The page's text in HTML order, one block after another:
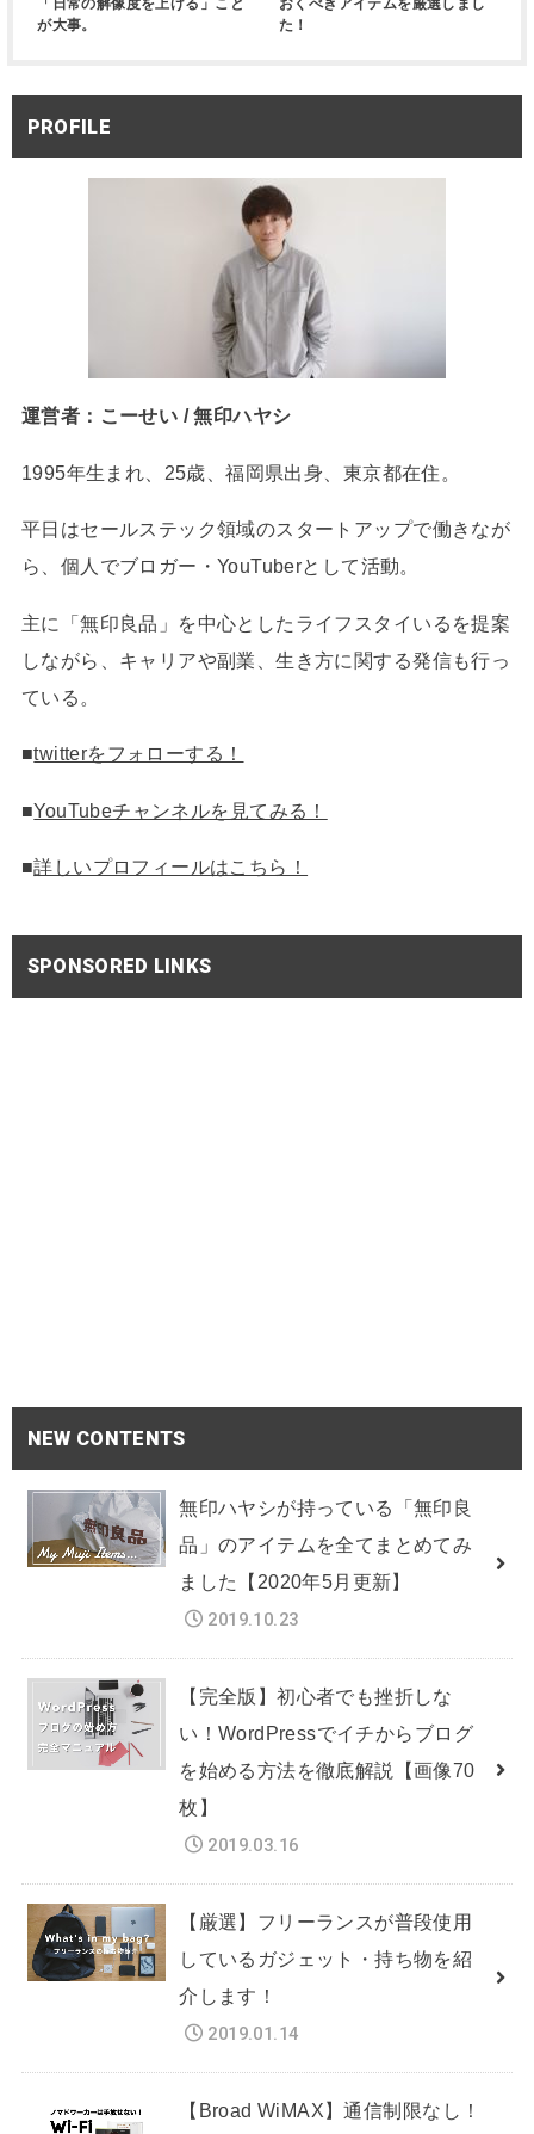
が大事。
た！
PROFILE
運営者：こーせい / 無印ハヤシ
1995年生まれ、25歳、福岡県出身、東京都在住。
平日はセールステック領域のスタートアップで働きなが
ら、個人でブロガー・YouTuberとして活動。
主に「無印良品」を中心としたライフスタイいるを提案
しながら、キャリアや副業、生き方に関する発信も行っ
ている。
■twitterをフォローする！
■YouTubeチャンネルを見てみる！
■詳しいプロフィールはこちら！
SPONSORED LINKS
NEW CONTENTS
無印ハヤシが持っている「無印良
品」のアイテムを全てまとめてみ
ました【2020年5月更新】
2019.10.23
【完全版】初心者でも挫折しな
い！WordPressでイチからブログ
を始める方法を徹底解説【画像70
枚】
2019.03.16
【厳選】フリーランスが普段使用
しているガジェット・持ち物を紹
介します！
2019.01.14
【Broad WiMAX】通信制限なし！